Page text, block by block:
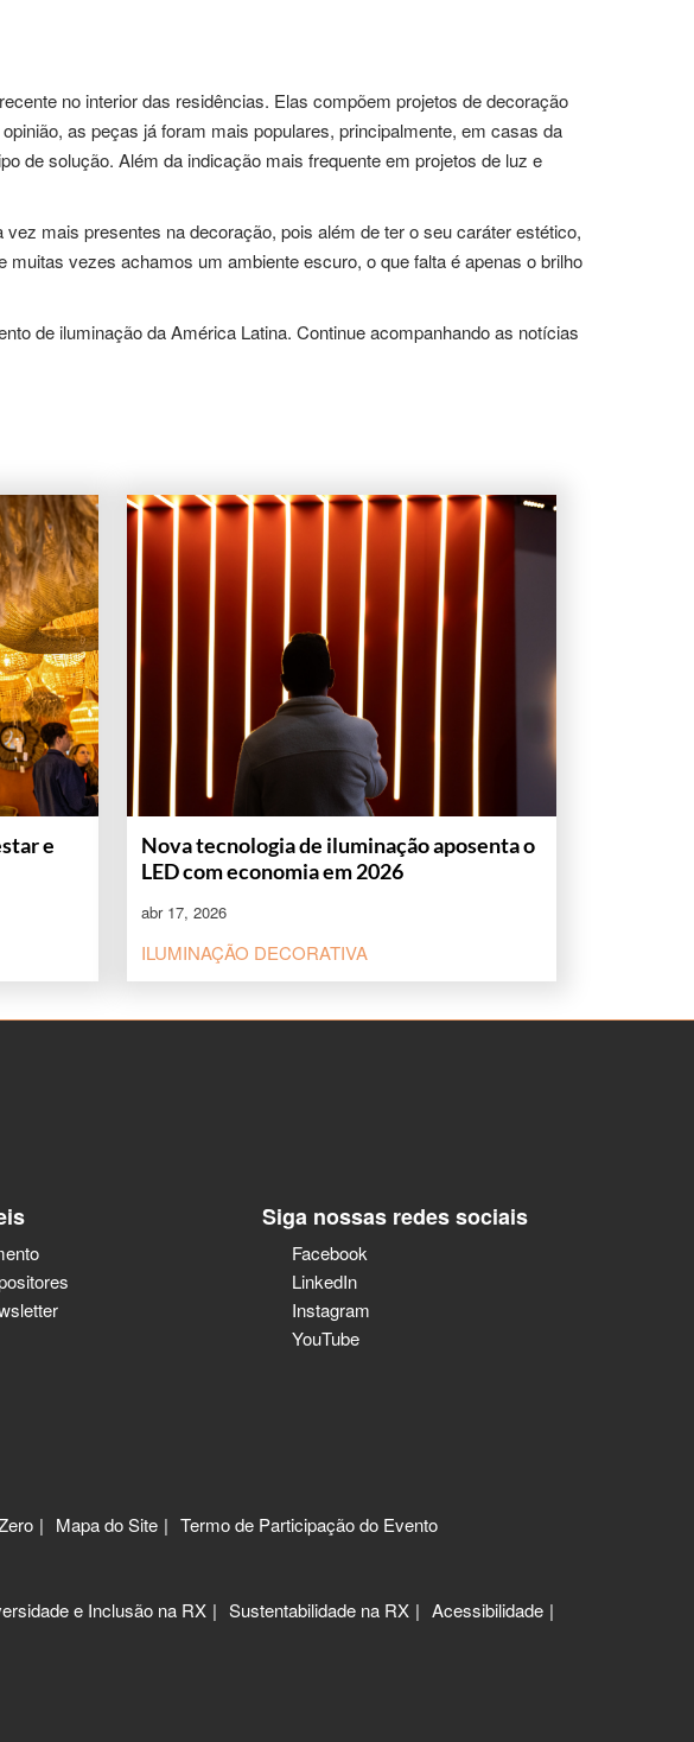
no interior das residências. Elas compõem projetos de decoração
as peças já foram mais populares, principalmente, em casas da
de solução. Além da indicação mais frequente em projetos de luz e
mais presentes na decoração, pois além de ter o seu caráter estético,
vezes achamos um ambiente escuro, o que falta é apenas o brilho
de iluminação da América Latina. Continue acompanhando as notícias
e
Nova tecnologia de iluminação aposenta o
LED com economia em 2026
abr 17, 2026
ILUMINAÇÃO DECORATIVA
Siga nossas redes sociais
Facebook
LinkedIn
Instagram
YouTube
Mapa do Site Termo de Participação do Evento
e Inclusão na RX Sustentabilidade na RX
Acessibilidade